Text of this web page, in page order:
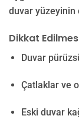
duvar yüzeyinin
Dikkat
Duvar
Çatlaklar ve
Eski duvar